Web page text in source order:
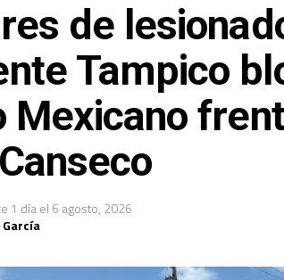
de
Tampico
Mexicano
1 díael 6 agosto, 2026
García